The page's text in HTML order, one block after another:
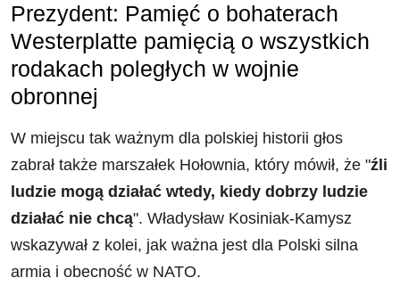
Prezydent: Pamięć o bohaterach
Westerplatte pamięcią o wszystkich
rodakach poległych w wojnie
obronnej
W miejscu tak ważnym dla polskiej historii głos
zabrał także marszałek Hołownia, który mówił, że "źli
ludzie mogą działać wtedy, kiedy dobrzy ludzie
działać nie chcą". Władysław Kosiniak-Kamysz
wskazywał z kolei, jak ważna jest dla Polski silna
armia i obecność w NATO.